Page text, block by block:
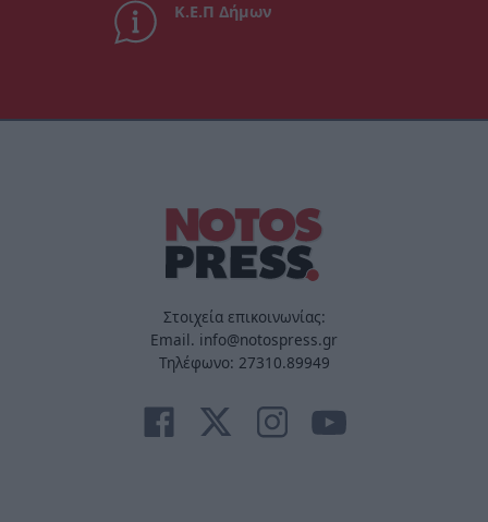
Κ.Ε.Π Δήμων
Στοιχεία επικοινωνίας:
Email. info@notospress.gr
Τηλέφωνο: 27310.89949